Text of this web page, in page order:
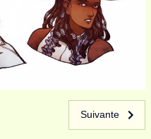
Suivante